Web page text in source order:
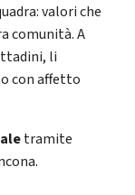
valori che
comunità. A
li
con affetto
tramite